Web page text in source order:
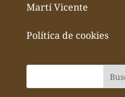
Martí Vicente
Política de cookies